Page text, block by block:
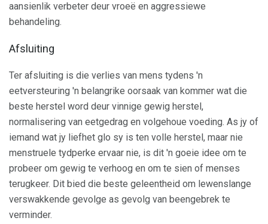
aansienlik verbeter deur vroeë en aggressiewe
behandeling.
Afsluiting
Ter afsluiting is die verlies van mens tydens 'n
eetversteuring 'n belangrike oorsaak van kommer wat die
beste herstel word deur vinnige gewig herstel,
normalisering van eetgedrag en volgehoue ​​voeding. As jy of
iemand wat jy liefhet glo sy is ten volle herstel, maar nie
menstruele tydperke ervaar nie, is dit 'n goeie idee om te
probeer om gewig te verhoog en om te sien of menses
terugkeer. Dit bied die beste geleentheid om lewenslange
verswakkende gevolge as gevolg van beengebrek te
verminder.